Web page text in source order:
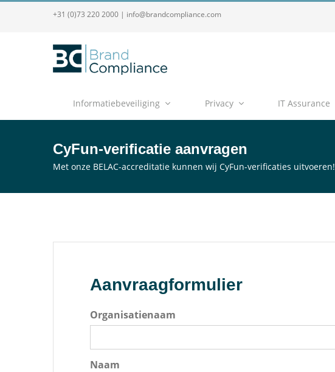
+31 (0)73 220 2000 | info@brandcompliance.com
Informatiebeveiliging Privacy IT Assurance
CyFun-verificatie aanvragen
Met onze BELAC-accreditatie kunnen wij CyFun-verificaties uitvoeren!
Aanvraagformulier
Organisatienaam
Naam